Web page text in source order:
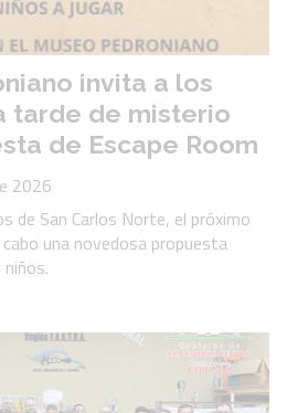
invita a los
tarde de misterio
de Escape Room
2026
de San Carlos Norte, el próximo
una novedosa propuesta